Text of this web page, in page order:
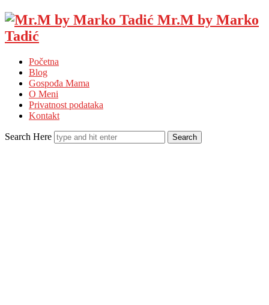
Mr.M by Marko
Tadić
Početna
Blog
Gospođa Mama
O Meni
Privatnost podataka
Kontakt
Search Here